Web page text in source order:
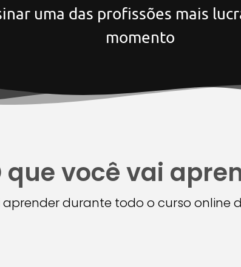
uma das profissões mais
momento
que você vai
aprender durante todo o curso online